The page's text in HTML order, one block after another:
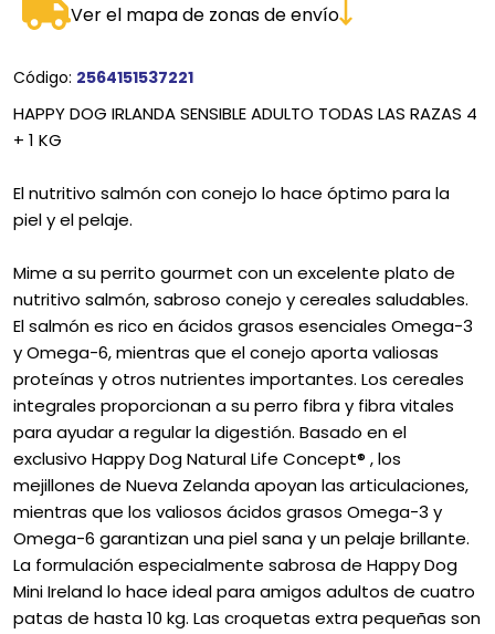
Ver el mapa de zonas de envío
Código: 2564151537221
HAPPY DOG IRLANDA SENSIBLE ADULTO TODAS LAS RAZAS 4
+ 1 KG
El nutritivo salmón con conejo lo hace óptimo para la
piel y el pelaje.
Mime a su perrito gourmet con un excelente plato de
nutritivo salmón, sabroso conejo y cereales saludables.
El salmón es rico en ácidos grasos esenciales Omega-3
y Omega-6, mientras que el conejo aporta valiosas
proteínas y otros nutrientes importantes. Los cereales
integrales proporcionan a su perro fibra y fibra vitales
para ayudar a regular la digestión. Basado en el
exclusivo Happy Dog Natural Life Concept® , los
mejillones de Nueva Zelanda apoyan las articulaciones,
mientras que los valiosos ácidos grasos Omega-3 y
Omega-6 garantizan una piel sana y un pelaje brillante.
La formulación especialmente sabrosa de Happy Dog
Mini Ireland lo hace ideal para amigos adultos de cuatro
patas de hasta 10 kg. Las croquetas extra pequeñas son